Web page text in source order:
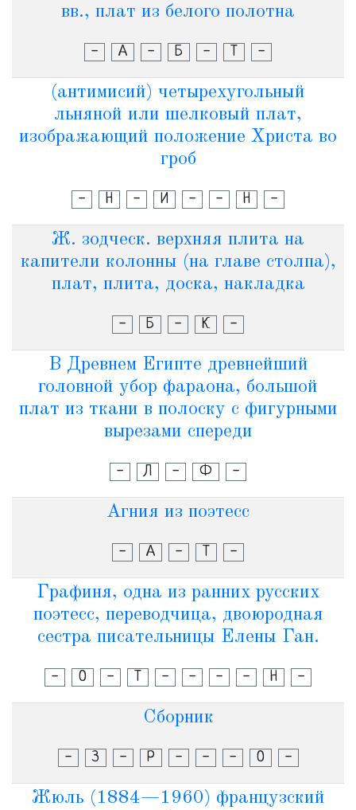
вв., плат из белого полотна
- А - Б - Т -
(антимисий) четырехугольный
льняной или шелковый плат,
изображающий положение Христа во
гроб
- Н - И - - Н -
Ж. зодческ. верхняя плита на
капители колонны (на главе столпа),
плат, плита, доска, накладка
- Б - К -
В Древнем Египте древнейший
головной убор фараона, большой
плат из ткани в полоску с фигурными
вырезами спереди
- Л - Ф -
Агния из поэтесс
- А - Т -
Графиня, одна из ранних русских
поэтесс, переводчица, двоюродная
сестра писательницы Елены Ган.
- О - Т - - - - Н -
Сборник
- З - Р - - - О -
Жюль (1884—1960) французский